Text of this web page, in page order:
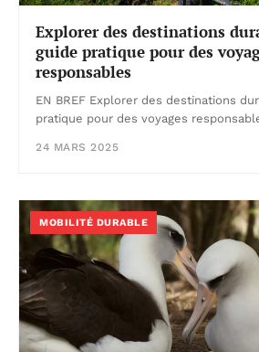
Explorer des destinations
guide pratique pour des
responsables
EN BREF Explorer des destinations
pratique pour des voyages
24 MARS 2025
MOBILITÉ DURABLE